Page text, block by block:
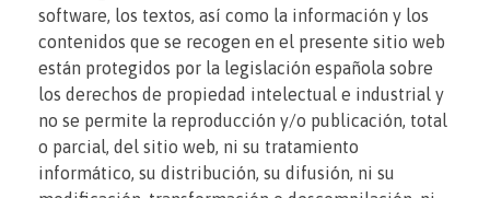
software, los textos, así como la información y los
contenidos que se recogen en el presente sitio web
están protegidos por la legislación española sobre
los derechos de propiedad intelectual e industrial y
no se permite la reproducción y/o publicación, total
o parcial, del sitio web, ni su tratamiento
informático, su distribución, su difusión, ni su